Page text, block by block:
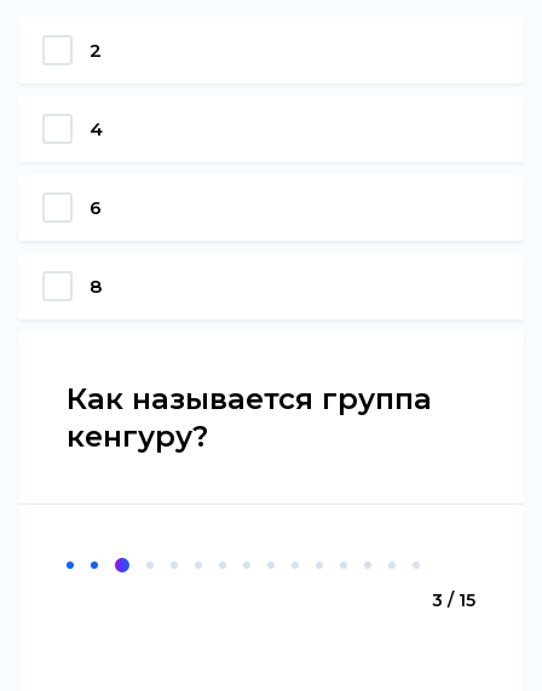
2
4
6
8
Как называется группа
кенгуру?
3 / 15